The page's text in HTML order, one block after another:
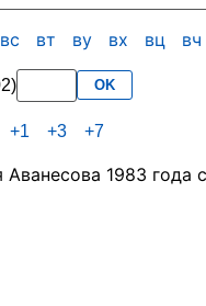
вс вт ву вх вц вч
OK
+1 +3 +7